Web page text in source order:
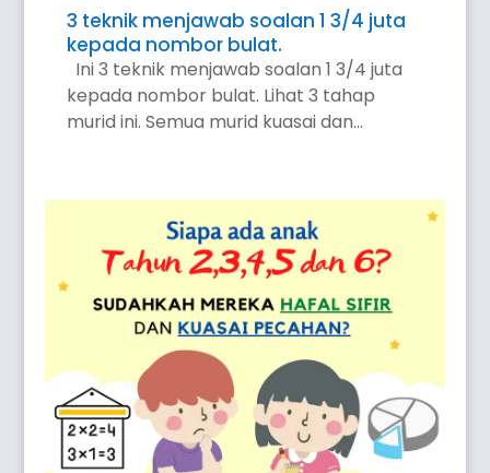
3 teknik menjawab soalan 1 3/4 juta
kepada nombor bulat.
Ini 3 teknik menjawab soalan 1 3/4 juta
kepada nombor bulat. Lihat 3 tahap
murid ini. Semua murid kuasai dan...